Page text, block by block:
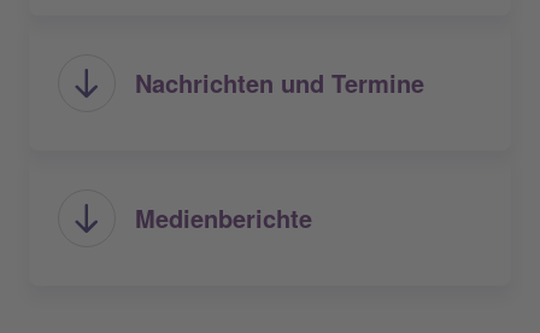
Nachrichten und Termine
Medienberichte